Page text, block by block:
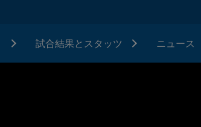
試合結果とスタッツ ニュース